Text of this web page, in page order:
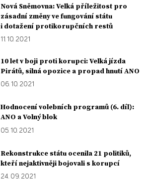
Nová Sněmovna: Velká příležitost pro
zásadní změny ve fungování státu
i dotažení protikorupčních restů
11. 10. 2021
10 let v boji proti korupci: Velká jízda
Pirátů, silná opozice a propad hnutí ANO
06. 10. 2021
Hodnocení volebních programů (6. díl):
ANO a Volný blok
05. 10. 2021
Rekonstrukce státu ocenila 21 politiků,
kteří nejaktivněji bojovali s korupcí
24. 09. 2021